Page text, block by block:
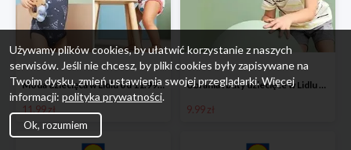
Moda dziecięca w Lidlu od 11.99 zł
11.99 zł
Ubrania i buty dziecięce w Lidlu Online od 9,99 zł
9.99 zł
Używamy plików cookies, by ułatwić korzystanie z naszych
serwisów. Jeśli nie chcesz, by pliki cookies były zapisywane na
Twoim dysku, zmień ustawienia swojej przeglądarki. Więcej
informacji: polityka prywatności.
Ok, rozumiem